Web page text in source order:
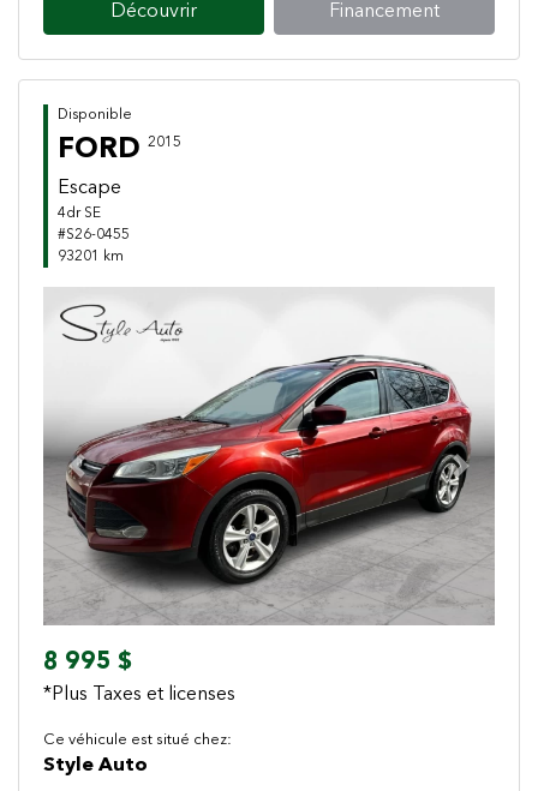
Découvrir Financement
Disponible
FORD 2015
Escape
4dr SE
#S26-0455
93201 km
Previous Next
8 995 $
*Plus Taxes et licenses
Ce véhicule est situé chez:
Style Auto